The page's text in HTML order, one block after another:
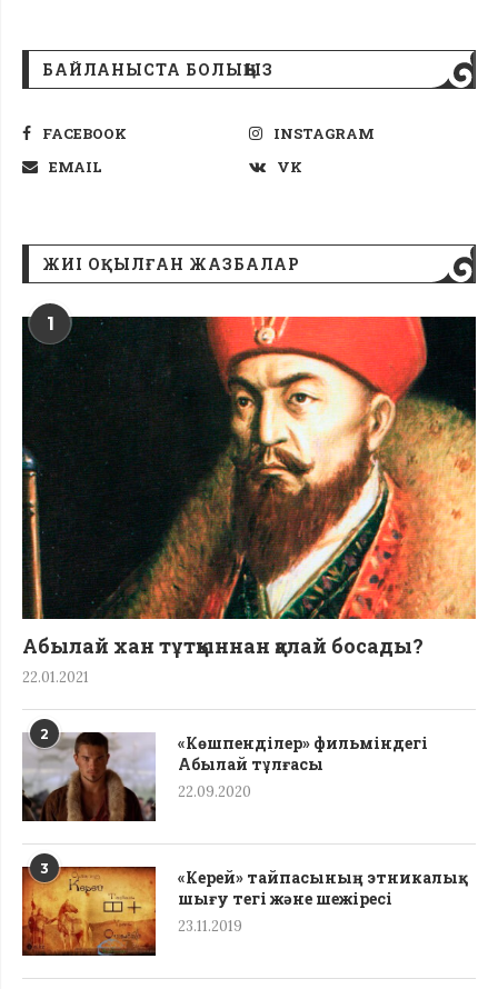
БАЙЛАНЫСТА БОЛЫҢЫЗ
FACEBOOK
INSTAGRAM
EMAIL
VK
ЖИІ ОҚЫЛҒАН ЖАЗБАЛАР
1
Абылай хан тұтқыннан қалай босады?
22.01.2021
2
«Көшпенділер» фильміндегі
Абылай тұлғасы
22.09.2020
3
«Керей» тайпасының этникалық
шығу тегі жəне шежіресі
23.11.2019